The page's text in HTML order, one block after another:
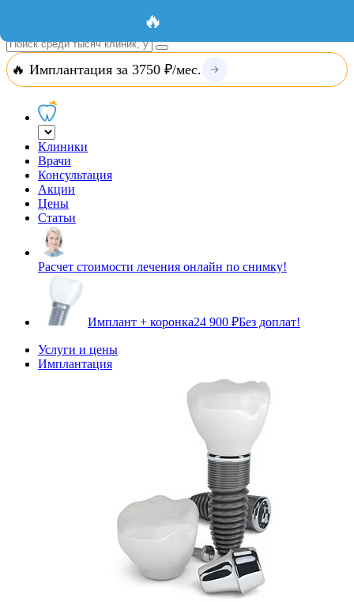
Вход
🔥 Имплантация за 3750 ₽/мес.
Клиники
Врачи
Консультация
Акции
Цены
Статьи
Расчет стоимости лечения онлайн по снимку!
Имплант + коронка24 900 ₽Без доплат!
Услуги и цены
Имплантация
🔥